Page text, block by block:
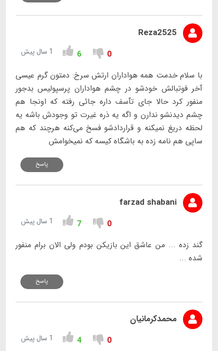
Reza2525
0
6 1 سال پیش
با سلام خدمت همه هواداران ارتش سرخ: دمتون گرم عیسی
آخر فوتبالش خودشو در چشم هواداران پرسپولیس بدجور
منفور کرد حالا جای تٱسف داره جائی رفته که اونجا هم
چشم دیدنشو ندارن و اگه یه ذره غیرت تو وجودش باشه یه
لحظه دریغ نمیکنه و قراردادشو فسخ می‌کنه هرچند که هم
ساپی هم نامه زده به باشگاه کیسه که نمیخوامش
پاسخ
farzad shabani
0
7 1 سال پیش
گند زده ... من عاشق این بازیکن بودم ولی الان برام منفور
شده ...
پاسخ
محمدکرمانیان
0
4 1 سال پیش